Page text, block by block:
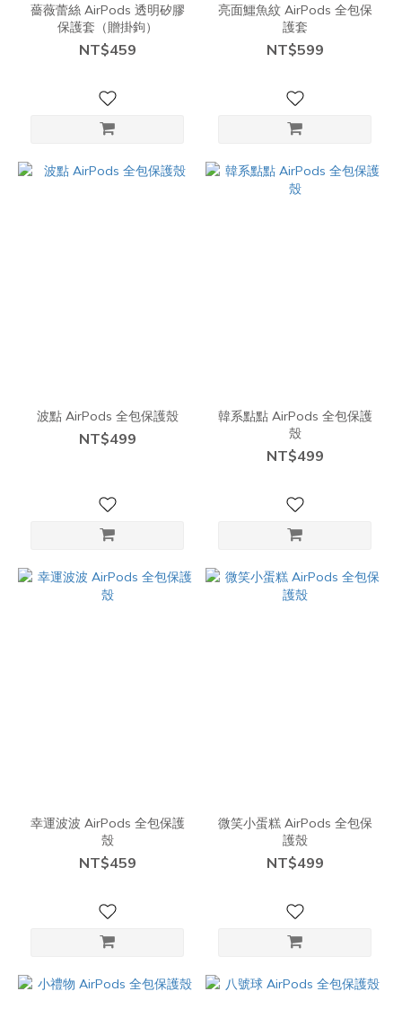
薔薇蕾絲 AirPods 透明矽膠
保護套（贈掛鉤）
NT$459
亮面鱷魚紋 AirPods 全包保
護套
NT$599
波點 AirPods 全包保護殼
NT$499
韓系點點 AirPods 全包保護
殼
NT$499
幸運波波 AirPods 全包保護
殼
NT$459
微笑小蛋糕 AirPods 全包保
護殼
NT$499